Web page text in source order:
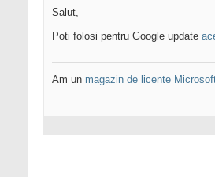
Salut,
Poti folosi pentru Google update
Am un magazin de licente